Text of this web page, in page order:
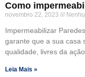
Como
novembro 22, 2023
Impermeabilizar
garante que a sua casa
qualidade, livres da
Leia Mais »